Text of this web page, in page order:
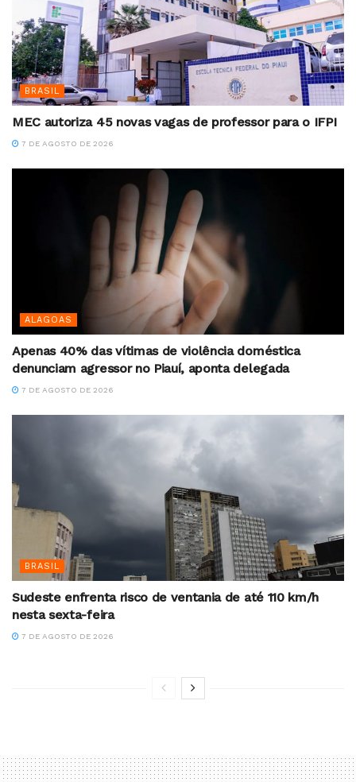
BRASIL
MEC autoriza 45 novas vagas de professor para o IFPI
7 DE AGOSTO DE 2026
ALAGOAS
Apenas 40% das vítimas de violência doméstica
denunciam agressor no Piauí, aponta delegada
7 DE AGOSTO DE 2026
BRASIL
Sudeste enfrenta risco de ventania de até 110 km/h
nesta sexta-feira
7 DE AGOSTO DE 2026